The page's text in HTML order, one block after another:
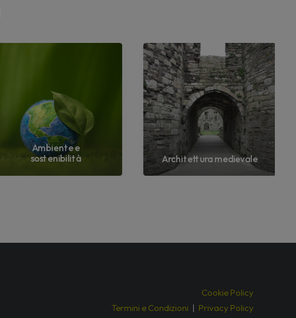
Ambiente e
sostenibilità
Architettura medievale
Cookie Policy
Termini e Condizioni | Privacy Policy